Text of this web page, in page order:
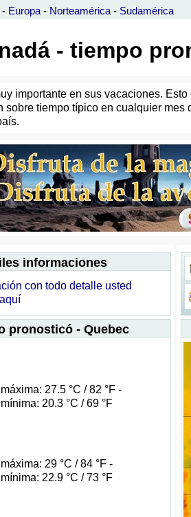
- Europa - Norteamérica - Sudamérica
- tiempo
importante en sus vacaciones.
sobre tiempo típico en cualquier
informaciones
con todo detalle usted
pronosticó - Quebec
27.5 °C / 82 °F -
20.3 °C / 69 °F
29 °C / 84 °F -
22.9 °C / 73 °F